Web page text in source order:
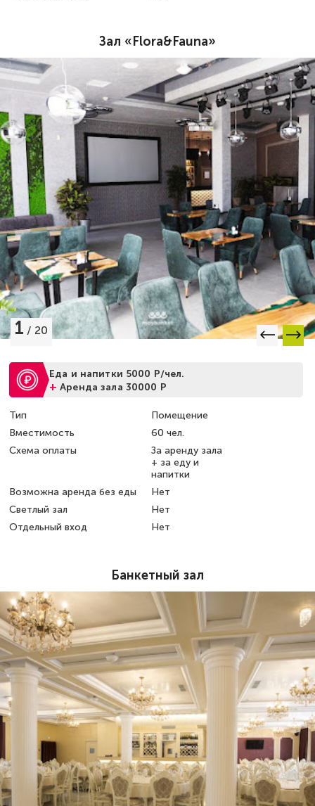
Зал «Flora&Fauna»
1 / 20
Еда и напитки 5000 Р/чел.
+ Аренда зала 30000 Р
Тип
Помещение
Вместимость
60 чел.
Схема оплаты
За аренду зала
+ за еду и
напитки
Возможна аренда без еды
Нет
Светлый зал
Нет
Отдельный вход
Нет
Банкетный зал